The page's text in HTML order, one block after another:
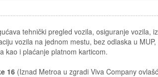
tehnički pregled vozila, osiguranje vozila,
vozila na jednom mestu, bez odlaska u
kao i plaćanje platnom karticom.
16 (Iznad Metroa u zgradi Viva Company